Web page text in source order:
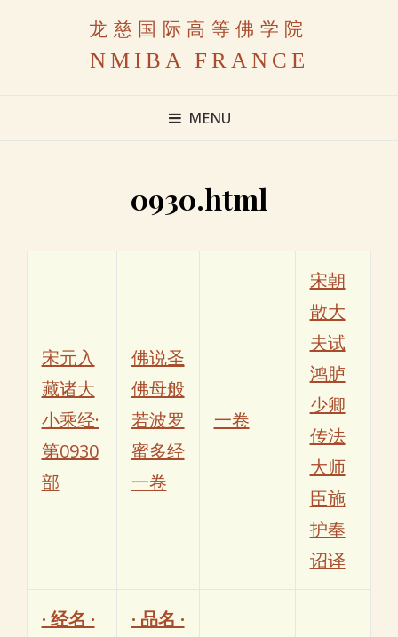
龙慈国际高等佛学院
NMIBA FRANCE
MENU
0930.html
宋元入
藏诸大
小乘经·
第0930
部
佛说圣
佛母般
若波罗
蜜多经
一卷
一卷
宋朝
散大
夫试
鸿胪
少卿
传法
大师
臣施
护奉
诏译
· 经名 ·
· 品名 ·